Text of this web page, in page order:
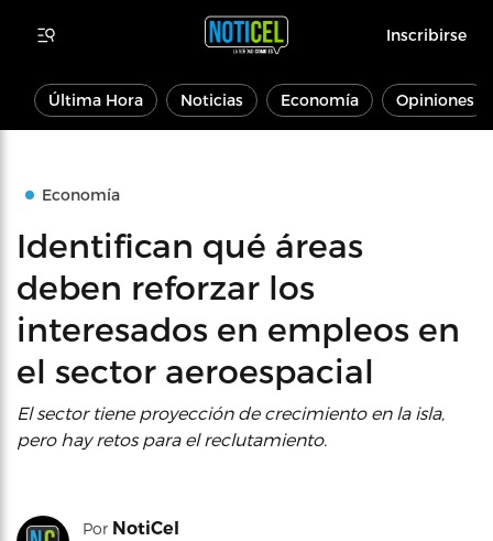
Inscribirse
Última Hora Noticias Economía Opiniones
Economía
Identifican qué áreas
deben reforzar los
interesados en empleos en
el sector aeroespacial
El sector tiene proyección de crecimiento en la isla,
pero hay retos para el reclutamiento.
Por NotiCel